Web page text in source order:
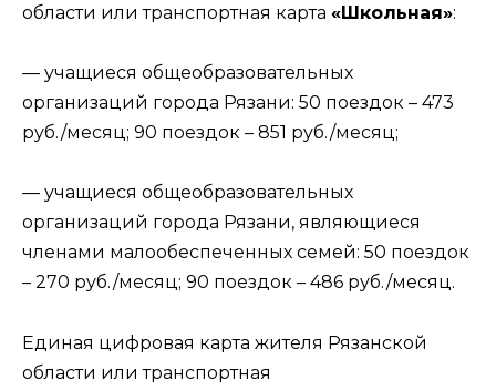
области или транспортная карта «Школьная»:
— учащиеся общеобразовательных
организаций города Рязани: 50 поездок – 473
руб./месяц; 90 поездок – 851 руб./месяц;
— учащиеся общеобразовательных
организаций города Рязани, являющиеся
членами малообеспеченных семей: 50 поездок
– 270 руб./месяц; 90 поездок – 486 руб./месяц.
Единая цифровая карта жителя Рязанской
области или транспортная